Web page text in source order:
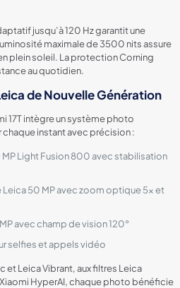
jusqu’à 120 Hz garantit une
maximale de 3500 nits assure
plein soleil. La protection Corning
au quotidien.
de Nouvelle Génération
17T intègre un système photo
instant avec précision :
Light Fusion 800 avec stabilisation
50 MP avec zoom optique 5x et
avec champ de vision 120°
selfies et appels vidéo
et Leica Vibrant, aux filtres Leica
HyperAI, chaque photo bénéficie